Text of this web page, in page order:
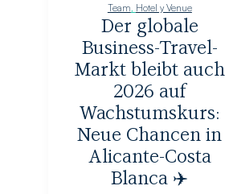
Team Hotel y Venue
Der globale
Business-Travel-
Markt bleibt auch
2026 auf
Wachstumskurs:
Neue Chancen in
Alicante-Costa
Blanca ✈️